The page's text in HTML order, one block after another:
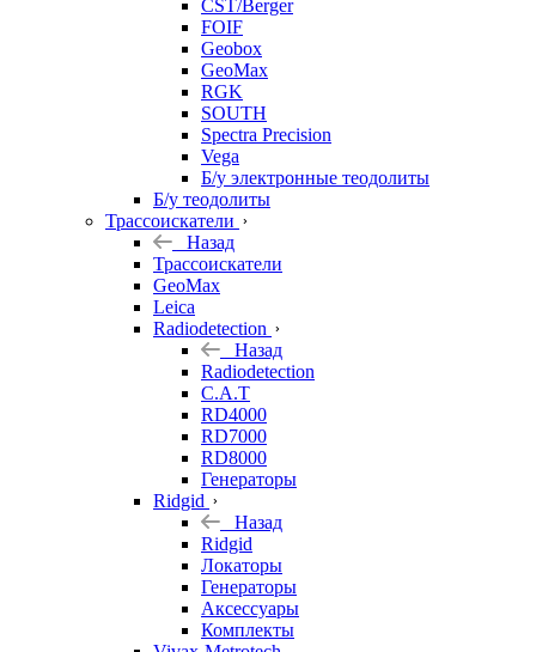
CST/Berger
FOIF
Geobox
GeoMax
RGK
SOUTH
Spectra Precision
Vega
Б/у электронные теодолиты
Б/у теодолиты
Трассоискатели
Назад
Трассоискатели
GeoMax
Leica
Radiodetection
Назад
Radiodetection
C.A.T
RD4000
RD7000
RD8000
Генераторы
Ridgid
Назад
Ridgid
Локаторы
Генераторы
Аксессуары
Комплекты